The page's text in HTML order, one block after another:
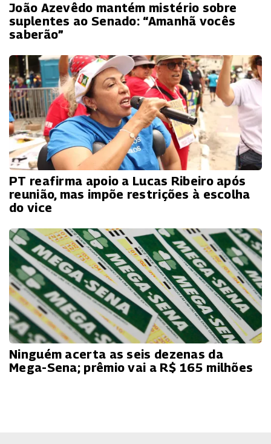
João Azevêdo mantém mistério sobre
suplentes ao Senado: “Amanhã vocês
saberão”
PT reafirma apoio a Lucas Ribeiro após
reunião, mas impõe restrições à escolha
do vice
Ninguém acerta as seis dezenas da
Mega-Sena; prêmio vai a R$ 165 milhões